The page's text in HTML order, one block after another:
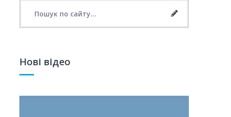
Search
Нові відео